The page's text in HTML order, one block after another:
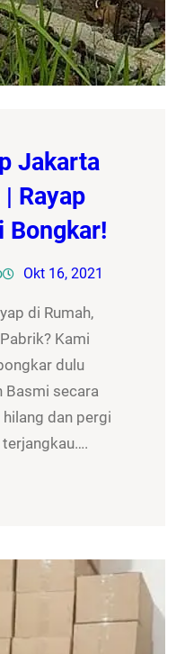
Jakarta
Rayap
Bongkar!
Okt 16, 2021
di Rumah,
Kami
dulu
Basmi secara
hilang dan pergi